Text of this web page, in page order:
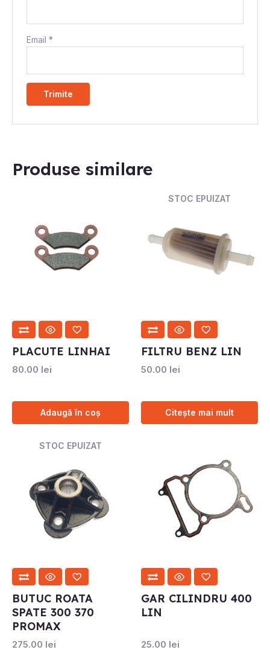
Email*
Produse similare
PLACUTE LINHAI
80.00 lei
Adaugă în coș
STOC EPUIZAT
FILTRU BENZ LIN
50.00 lei
Citește mai mult
STOC EPUIZAT
BUTUC ROATA
SPATE 300 370
PROMAX
275.00 lei
GAR CILINDRU 400
LIN
25.00 lei